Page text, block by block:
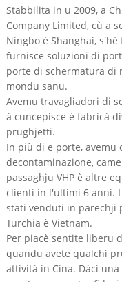
Stabbilita in u 2009, a
Company Limited, cù a
Ningbo è Shanghai,
furnisce soluzioni di
porte di schermatura di
mondu sanu.
Avemu travagliadori di
à cuncepisce è fabricà
prughjetti.
In più di e porte, avemu
decontaminazione,
passaghju VHP è altre
clienti in l'ultimi 6 anni.
stati venduti in parechji
Turchia è Vietnam.
Per piacè sentite liberu
quandu avete qualchì
attività in Cina. Dàci